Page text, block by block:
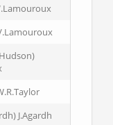
J.Agardh